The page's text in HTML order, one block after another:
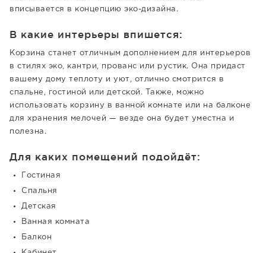
вписывается в концепцию эко-дизайна.
В какие интерьеры впишется:
Корзина станет отличным дополнением для интерьеров
в стилях эко, кантри, прованс или рустик. Она придаст
вашему дому теплоту и уют, отлично смотрится в
спальне, гостиной или детской. Также, можно
использовать корзину в ванной комнате или на балконе
для хранения мелочей — везде она будет уместна и
полезна.
Для каких помещений подойдёт:
Гостиная
Спальня
Детская
Ванная комната
Балкон